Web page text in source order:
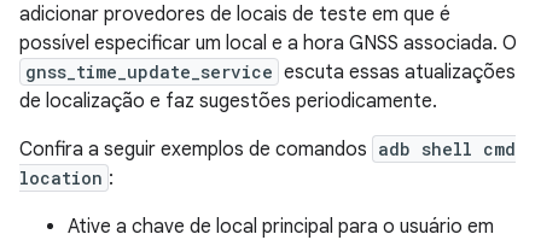
adicionar provedores de locais de teste em que é
possível especificar um local e a hora GNSS associada. O
gnss_time_update_service escuta essas atualizações
de localização e faz sugestões periodicamente.
Confira a seguir exemplos de comandos adb shell cmd
location :
Ative a chave de local principal para o usuário em